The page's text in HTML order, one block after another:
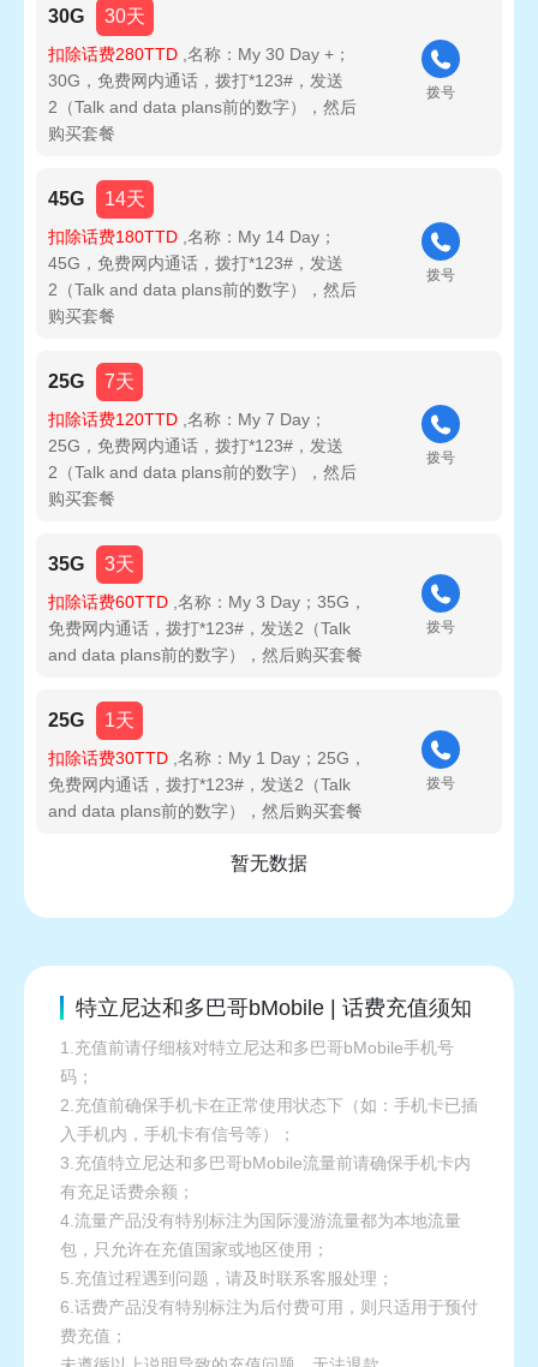
30G 30天
扣除话费280TTD ,名称：My 30 Day +；
30G，免费网内通话，拨打*123#，发送
2（Talk and data plans前的数字），然后
购买套餐
拨号
45G 14天
扣除话费180TTD ,名称：My 14 Day；
45G，免费网内通话，拨打*123#，发送
2（Talk and data plans前的数字），然后
购买套餐
拨号
25G 7天
扣除话费120TTD ,名称：My 7 Day；
25G，免费网内通话，拨打*123#，发送
2（Talk and data plans前的数字），然后
购买套餐
拨号
35G 3天
扣除话费60TTD ,名称：My 3 Day；35G，
免费网内通话，拨打*123#，发送2（Talk
and data plans前的数字），然后购买套餐
拨号
25G 1天
扣除话费30TTD ,名称：My 1 Day；25G，
免费网内通话，拨打*123#，发送2（Talk
and data plans前的数字），然后购买套餐
拨号
暂无数据
特立尼达和多巴哥bMobile | 话费充值须知
1.充值前请仔细核对特立尼达和多巴哥bMobile手机号
码；
2.充值前确保手机卡在正常使用状态下（如：手机卡已插
入手机内，手机卡有信号等）；
3.充值特立尼达和多巴哥bMobile流量前请确保手机卡内
有充足话费余额；
4.流量产品没有特别标注为国际漫游流量都为本地流量
包，只允许在充值国家或地区使用；
5.充值过程遇到问题，请及时联系客服处理；
6.话费产品没有特别标注为后付费可用，则只适用于预付
费充值；